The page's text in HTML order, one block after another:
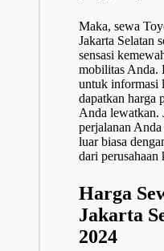
Maka, sewa
Jakarta Selatan
sensasi
mobilitas Anda.
untuk informasi
dapatkan harga
Anda lewatkan.
perjalanan Anda
luar biasa
dari perusahaan
Harga
Jakarta
2024